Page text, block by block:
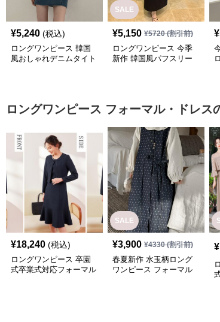
¥5,240 (税込)
ロングワンピース 韓国
風おしゃれデニムタイト
SALE
¥5,150 ¥5720(割引前)
ロングワンピース 今季
新作 韓国風パフスリー
¥
ロングワンピース フォーマル・ドレス
¥18,240 (税込)
ロングワンピース 卒園
式卒業式対応フォーマル
SALE
¥3,900 ¥4330(割引前)
春夏新作 水玉柄ロング
ワンピース フォーマル
¥